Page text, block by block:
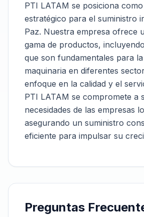
PTI LATAM se posiciona
estratégico para el suministro
Paz. Nuestra empresa ofrece
gama de productos,
que son fundamentales para
maquinaria en diferentes
enfoque en la calidad y el
PTI LATAM se compromete a
necesidades de las empresas
asegurando un suministro
eficiente para impulsar su
Preguntas